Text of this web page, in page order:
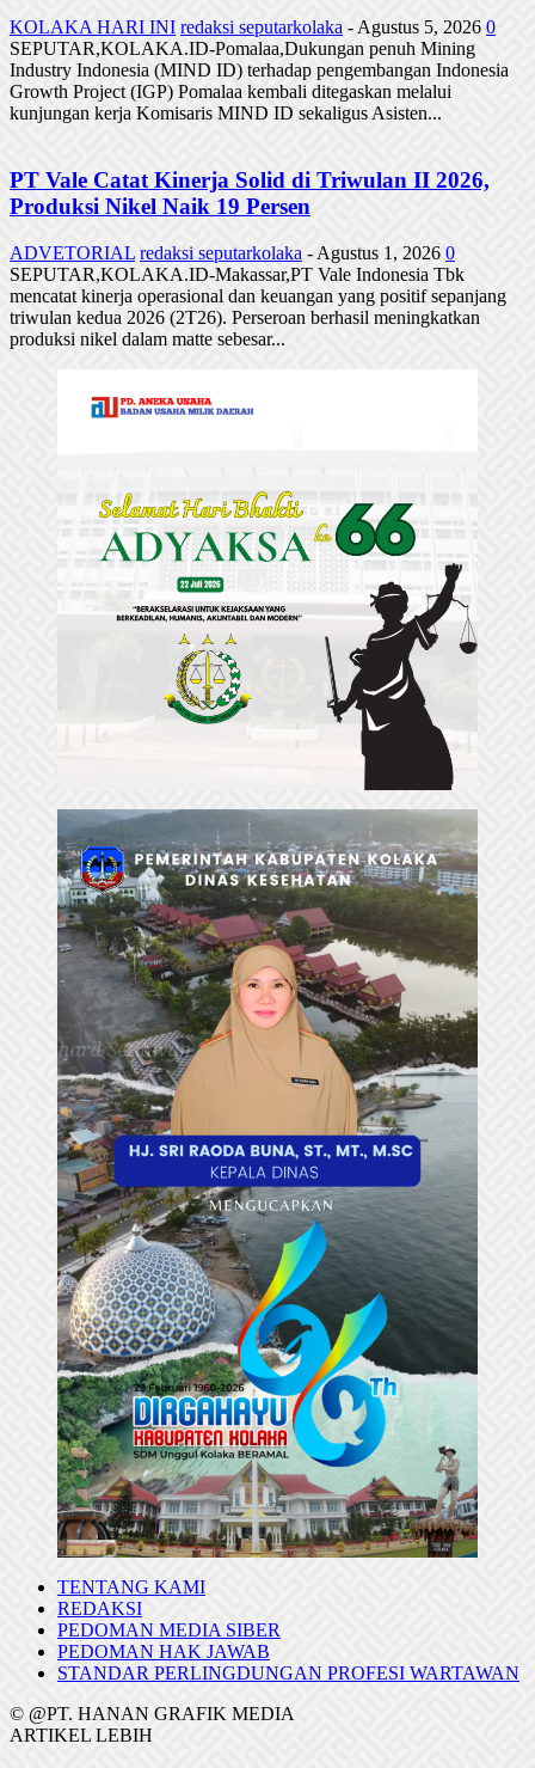
KOLAKA HARI INI redaksi seputarkolaka - Agustus 5, 2026 0
SEPUTAR,KOLAKA.ID-Pomalaa,Dukungan penuh Mining
Industry Indonesia (MIND ID) terhadap pengembangan Indonesia
Growth Project (IGP) Pomalaa kembali ditegaskan melalui
kunjungan kerja Komisaris MIND ID sekaligus Asisten...
PT Vale Catat Kinerja Solid di Triwulan II 2026,
Produksi Nikel Naik 19 Persen
ADVETORIAL redaksi seputarkolaka - Agustus 1, 2026 0
SEPUTAR,KOLAKA.ID-Makassar,PT Vale Indonesia Tbk
mencatat kinerja operasional dan keuangan yang positif sepanjang
triwulan kedua 2026 (2T26). Perseroan berhasil meningkatkan
produksi nikel dalam matte sebesar...
TENTANG KAMI
REDAKSI
PEDOMAN MEDIA SIBER
PEDOMAN HAK JAWAB
STANDAR PERLINGDUNGAN PROFESI WARTAWAN
© @PT. HANAN GRAFIK MEDIA
ARTIKEL LEBIH